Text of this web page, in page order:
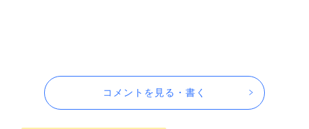
コメントを見る・書く